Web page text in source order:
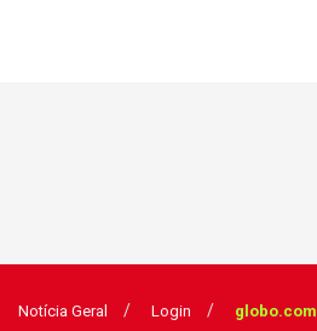
Notícia Geral Login globo.com